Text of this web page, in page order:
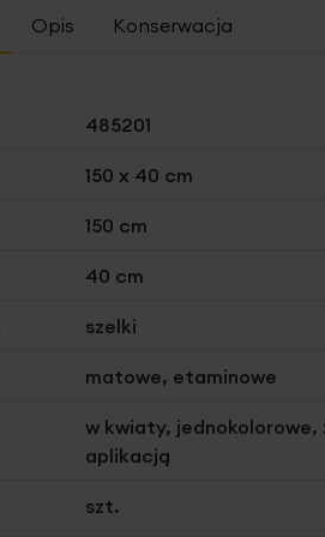
Opis Konserwacja
485201
150 x 40 cm
150 cm
40 cm
szelki
matowe, etaminowe
w kwiaty, jednokolorowe,
aplikacją
szt.